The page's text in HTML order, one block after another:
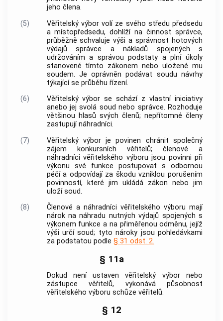
jeho člena.
(5)
Věřitelský výbor volí ze svého středu předsedu
a místopředsedu, dohlíží na činnost správce,
průběžně schvaluje výši a správnost hotových
výdajů správce a nákladů spojených s
udržováním a správou podstaty a plní úkoly
stanovené tímto zákonem nebo uložené mu
soudem. Je oprávněn podávat soudu návrhy
týkající se průběhu řízení.
(6)
Věřitelský výbor se schází z vlastní iniciativy
anebo jej svolá soud nebo správce. Rozhoduje
většinou hlasů svých členů; nepřítomné členy
zastupují náhradníci.
(7)
Věřitelský výbor je povinen chránit společný
zájem konkursních věřitelů; členové a
náhradníci věřitelského výboru jsou povinni při
výkonu své funkce postupovat s odbornou
péčí a odpovídají za škodu vzniklou porušením
povinností, které jim ukládá zákon nebo jim
uloží soud.
(8)
Členové a náhradníci věřitelského výboru mají
nárok na náhradu nutných výdajů spojených s
výkonem funkce a na přiměřenou odměnu, jejíž
výši určí soud; tyto nároky jsou pohledávkami
za podstatou podle § 31 odst. 2.
§ 11a
Dokud není ustaven věřitelský výbor nebo
zástupce věřitelů, vykonává působnost
věřitelského výboru schůze věřitelů.
§ 12